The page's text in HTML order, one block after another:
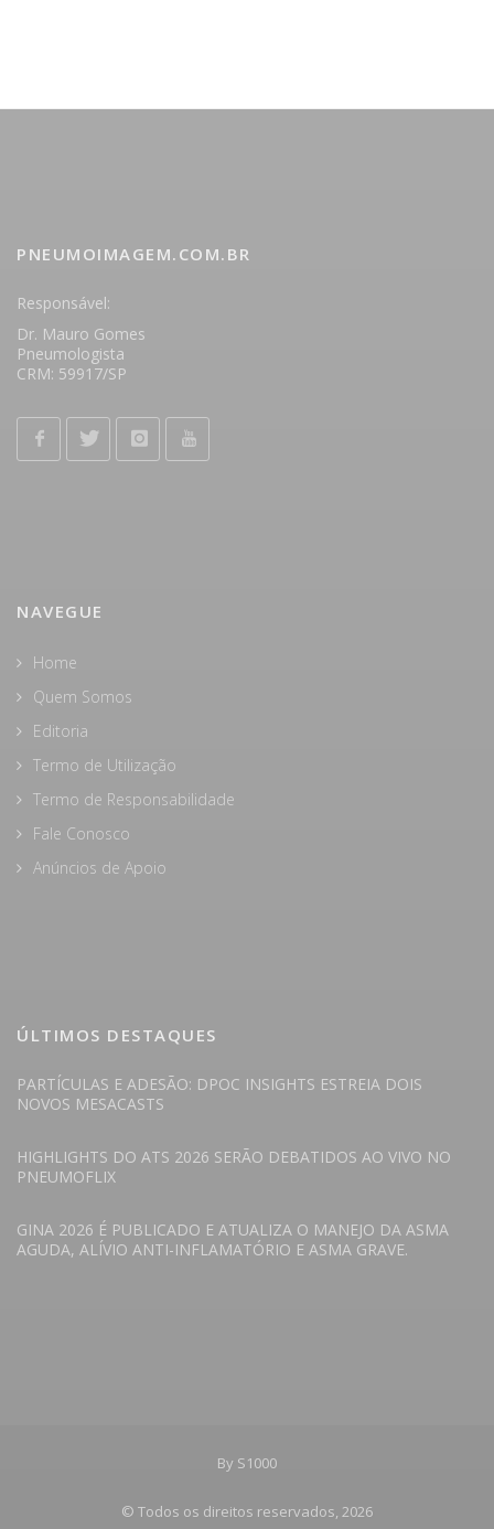
PNEUMOIMAGEM.COM.BR
Responsável:
Dr. Mauro Gomes
Pneumologista
CRM: 59917/SP
NAVEGUE
Home
Quem Somos
Editoria
Termo de Utilização
Termo de Responsabilidade
Fale Conosco
Anúncios de Apoio
ÚLTIMOS DESTAQUES
PARTÍCULAS E ADESÃO: DPOC INSIGHTS ESTREIA DOIS
NOVOS MESACASTS
HIGHLIGHTS DO ATS 2026 SERÃO DEBATIDOS AO VIVO NO
PNEUMOFLIX
GINA 2026 É PUBLICADO E ATUALIZA O MANEJO DA ASMA
AGUDA, ALÍVIO ANTI-INFLAMATÓRIO E ASMA GRAVE.
By S1000
© Todos os direitos reservados, 2026